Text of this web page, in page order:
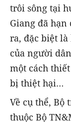
trôi sông tại
Giang đã
ra, đặc biệt
của người
một cách
bị thiệt hại…
Về cụ thể, Bộ
thuộc Bộ